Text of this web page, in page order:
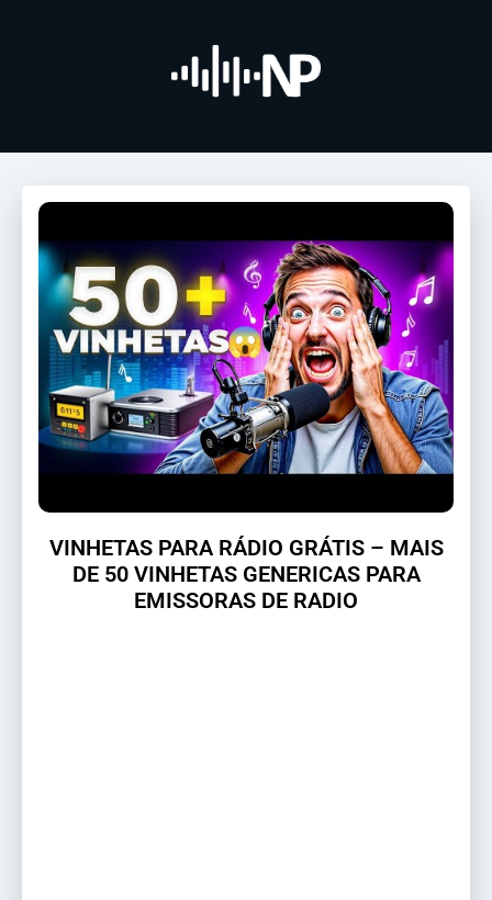
VINHETAS PARA RÁDIO GRÁTIS – MAIS
DE 50 VINHETAS GENERICAS PARA
EMISSORAS DE RADIO